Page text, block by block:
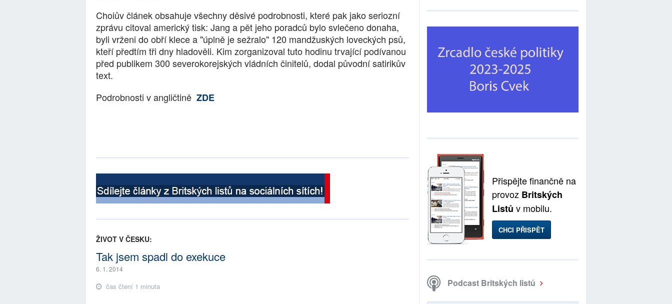
Choiův článek obsahuje všechny děsivé podrobnosti, které pak jako seriozní
zprávu citoval americký tisk: Jang a pět jeho poradců bylo svlečeno donaha,
byli vrženi do obří klece a "úplně je sežralo" 120 mandžuských loveckých psů,
kteří předtím tři dny hladověli. Kim zorganizoval tuto hodinu trvající podívanou
před publikem 300 severokorejských vládních činitelů, dodal původní satirikův
text.
Podrobnosti v angličtině ZDE
ŽIVOT V ČESKU:
Tak jsem spadl do exekuce
6. 1. 2014
čas čtení 1 minuta
Přispějte finančně na
provoz Britských
Listů v mobilu.
CHCI PŘISPĚT
Podcast Britských listů